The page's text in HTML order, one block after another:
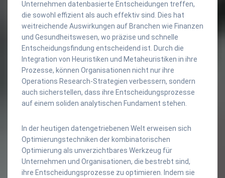
Unternehmen datenbasierte Entscheidungen treffen,
die sowohl effizient als auch effektiv sind. Dies hat
weitreichende Auswirkungen auf Branchen wie Finanzen
und Gesundheitswesen, wo präzise und schnelle
Entscheidungsfindung entscheidend ist. Durch die
Integration von Heuristiken und Metaheuristiken in ihre
Prozesse, können Organisationen nicht nur ihre
Operations Research-Strategien verbessern, sondern
auch sicherstellen, dass ihre Entscheidungsprozesse
auf einem soliden analytischen Fundament stehen.
In der heutigen datengetriebenen Welt erweisen sich
Optimierungstechniken der kombinatorischen
Optimierung als unverzichtbares Werkzeug für
Unternehmen und Organisationen, die bestrebt sind,
ihre Entscheidungsprozesse zu optimieren. Indem sie